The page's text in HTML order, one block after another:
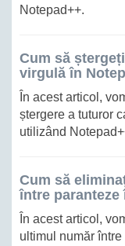
Notepad++.
Cum să
virgulă în
În acest articol,
ștergere a tuturor
utilizând
Cum să
între paranteze
În acest articol,
ultimul număr